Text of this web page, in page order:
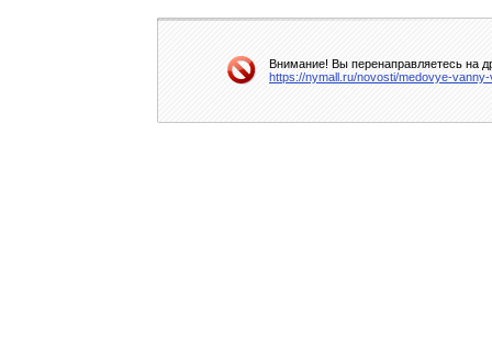
Внимание! Вы перенаправляетесь на
https://nymall.ru/novosti/medovye-